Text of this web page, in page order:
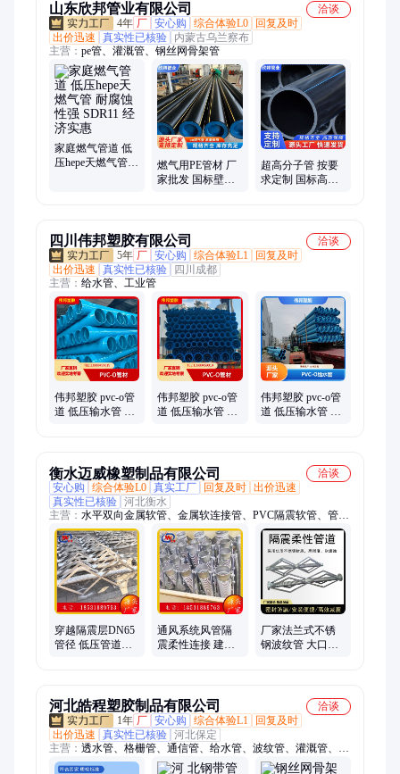
山东欣邦管业有限公司
洽谈
4年 厂 安心购 综合体验L0
回复及时
出价迅速
真实性已核验
内蒙古乌兰察布
主营： pe管、灌溉管、钢丝网骨架管
家庭燃气管道 低
压hepe天燃气管
燃气用PE管材 厂
家批发 国标壁厚
超高分子管 按要
求定制 国标高性
四川伟邦塑胶有限公司
洽谈
5年 厂 安心购 综合体验L1
回复及时
出价迅速
真实性已核验
四川成都
主营： 给水管、工业管
伟邦塑胶 pvc-o管
道 低压输水管 做
伟邦塑胶 pvc-o管
道 低压输水管 库
伟邦塑胶 pvc-o管
道 低压输水管 耐
衡水迈威橡塑制品有限公司
洽谈
安心购
综合体验L0 真实工厂 回复及时 出价迅速
真实性已核验 河北衡水
主营： 水平双向金属软管、金属软连接管、PVC隔震软管、管道
柔性连接、穿隔震层管道、建筑隔震柔性连接管道、隔震层柔性
管道、柔性管道金属软管、FC-S隔震管道、304不锈钢管道、柔
性管道连接节点、管道软连接、低压直管隔震柔性连接、管道防
水柔性套管、橡胶软管水平安装、隔震金属软管、金属软管不锈
钢、金属软连接、金属软管水平安装、抗震隔震金属软管、隔震
软连接、GZR立面隔震柔性连、防水柔性套管、橡胶软管
穿越隔震层DN65
管径 低压管道隔
通风系统风管隔
震柔性连接 建筑
厂家法兰式不锈
钢波纹管 大口径
河北皓程塑胶制品有限公司
洽谈
1年 厂 安心购 综合体验L1
回复及时
出价迅速
真实性已核验 河北保定
主营： 透水管、格栅管、通信管、给水管、波纹管、灌溉管、硅
芯管、通讯管、过滤管、保护管、修复管、供水管、输送管、护